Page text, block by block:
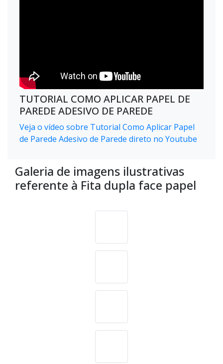
TUTORIAL COMO APLICAR PAPEL DE
PAREDE ADESIVO DE PAREDE
Veja o vídeo sobre Tutorial Como Aplicar Papel
de Parede Adesivo de Parede direto no Youtube
Galeria de imagens ilustrativas
referente à Fita dupla face papel